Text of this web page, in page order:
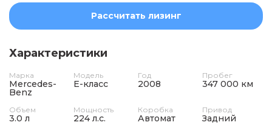
Рассчитать лизинг
Характеристики
Марка
Mercedes-
Benz
Модель
E-класс
Год
2008
Пробег
347 000 км
Объем
3.0 л
Мощность
224 л.с.
Коробка
Автомат
Привод
Задний